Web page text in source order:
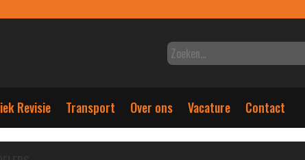
Revisie Transport Over ons Vacature Contact